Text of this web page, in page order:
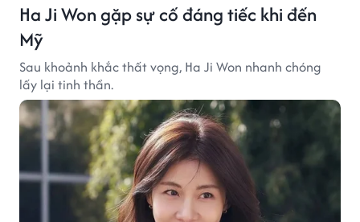
Ha Ji Won gặp sự cố đáng tiếc khi đến
Mỹ
Sau khoảnh khắc thất vọng, Ha Ji Won nhanh chóng
lấy lại tinh thần.